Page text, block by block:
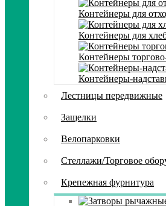
Контейнеры для
Контейнеры для
Контейнеры
Контейнеры-
Лестницы передвижные
Защелки
Велопарковки
Стеллажи/Торговое
Крепежная фурнитура